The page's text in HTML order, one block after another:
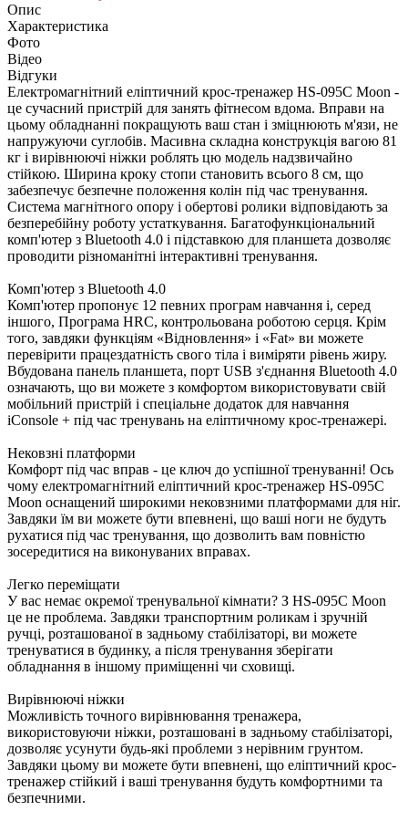
Опис
Характеристика
Фото
Відео
Відгуки
Електромагнітний еліптичний крос-тренажер HS-095C Moon -
це сучасний пристрій для занять фітнесом вдома. Вправи на
цьому обладнанні покращують ваш стан і зміцнюють м'язи, не
напружуючи суглобів. Масивна складна конструкція вагою 81
кг і вирівнюючі ніжки роблять цю модель надзвичайно
стійкою. Ширина кроку стопи становить всього 8 см, що
забезпечує безпечне положення колін під час тренування.
Система магнітного опору і обертові ролики відповідають за
безперебійну роботу устаткування. Багатофункціональний
комп'ютер з Bluetooth 4.0 і підставкою для планшета дозволяє
проводити різноманітні інтерактивні тренування.
Комп'ютер з Bluetooth 4.0
Комп'ютер пропонує 12 певних програм навчання і, серед
іншого, Програма HRC, контрольована роботою серця. Крім
того, завдяки функціям «Відновлення» і «Fat» ви можете
перевірити працездатність свого тіла і виміряти рівень жиру.
Вбудована панель планшета, порт USB з'єднання Bluetooth 4.0
означають, що ви можете з комфортом використовувати свій
мобільний пристрій і спеціальне додаток для навчання
iConsole + під час тренувань на еліптичному крос-тренажері.
Нековзні платформи
Комфорт під час вправ - це ключ до успішної тренуванні! Ось
чому електромагнітний еліптичний крос-тренажер HS-095C
Moon оснащений широкими нековзними платформами для ніг.
Завдяки їм ви можете бути впевнені, що ваші ноги не будуть
рухатися під час тренування, що дозволить вам повністю
зосередитися на виконуваних вправах.
Легко переміщати
У вас немає окремої тренувальної кімнати? З HS-095C Moon
це не проблема. Завдяки транспортним роликам і зручній
ручці, розташованої в задньому стабілізаторі, ви можете
тренуватися в будинку, а після тренування зберігати
обладнання в іншому приміщенні чи сховищі.
Вирівнюючі ніжки
Можливість точного вирівнювання тренажера,
використовуючи ніжки, розташовані в задньому стабілізаторі,
дозволяє усунути будь-які проблеми з нерівним грунтом.
Завдяки цьому ви можете бути впевнені, що еліптичний крос-
тренажер стійкий і ваші тренування будуть комфортними та
безпечними.